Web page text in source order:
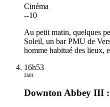
Cinéma
--10
Au petit matin, quelques
Soleil, un bar PMU de
homme habitué des lieux,
16h53
2h01
Downton Abbey III